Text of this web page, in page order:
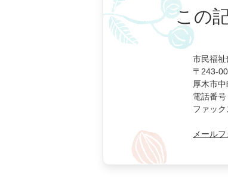
この
市民福
〒243-
厚木市
電話番
ファッ
メール